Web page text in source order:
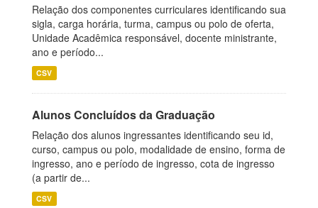
Relação dos componentes curriculares identificando sua
sigla, carga horária, turma, campus ou polo de oferta,
Unidade Acadêmica responsável, docente ministrante,
ano e período...
CSV
Alunos Concluídos da Graduação
Relação dos alunos ingressantes identificando seu id,
curso, campus ou polo, modalidade de ensino, forma de
ingresso, ano e período de ingresso, cota de ingresso
(a partir de...
CSV